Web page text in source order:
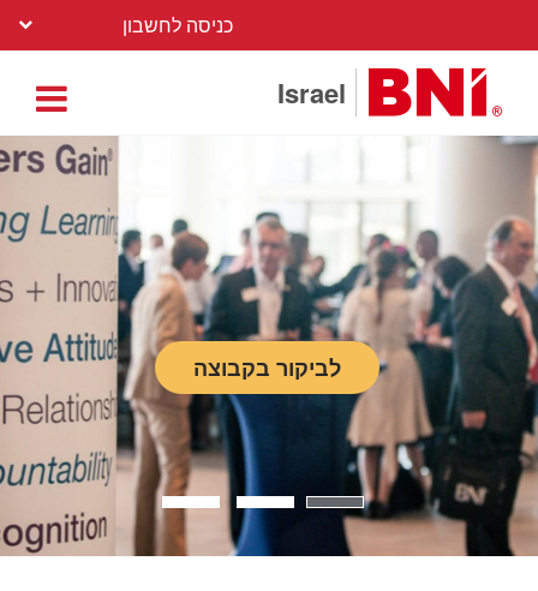
כניסה לחשבון
Israel
לביקור בקבוצה